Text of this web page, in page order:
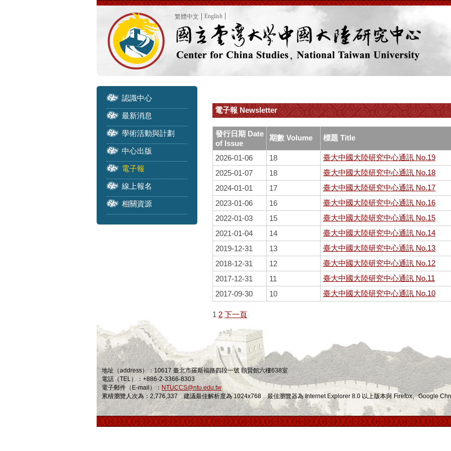
繁體中文 English
認識中心
最新消息
學術活動與計劃
中心出版
電子報
線上報名
相關資源
電子報 Newsletter
發行日期 Date
of Issue
期數 Volume 標題 Title
2026-01-06 18
臺大中國大陸研究中心通訊 No.19
2025-01-07
18
臺大中國大陸研究中心通訊 No.18
2024-01-01
17
臺大中國大陸研究中心通訊 No.17
2023-01-06
16
臺大中國大陸研究中心通訊 No.16
2022-01-03
15
臺大中國大陸研究中心通訊 No.15
2021-01-04
14
臺大中國大陸研究中心通訊 No.14
2019-12-31
13
臺大中國大陸研究中心通訊 No.13
2018-12-31
12
臺大中國大陸研究中心通訊 No.12
2017-12-31
11
臺大中國大陸研究中心通訊 No.11
2017-09-30
10 臺大中國大陸研究中心通訊 No.10
1 2 下一頁
地址（address）：10617 臺北市羅斯福路四段一號 頤賢館六樓638室
電話（TEL）：+886-2-3366-8303
電子郵件（E-mail）： NTUCCS@ntu.edu.tw
累積瀏覽人次為：2,776,337 建議最佳解析度為 1024x768 最佳瀏覽器為 Internet Explorer 8.0 以上版本與 Firefox、Google